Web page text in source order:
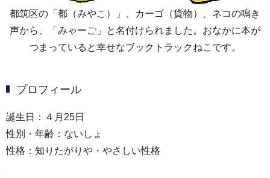
都筑区の「都（みやこ）」、カーゴ（貨物）、ネコの鳴き
声から、「みゃーご」と名付けられました。おなかに本が
つまっていると幸せなブックトラックねこです。
プロフィール
誕生日：４月25日
性別・年齢：ないしょ
性格：知りたがりや・やさしい性格